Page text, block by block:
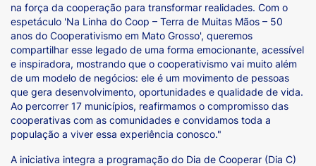
na força da cooperação para transformar realidades. Com o
espetáculo 'Na Linha do Coop – Terra de Muitas Mãos – 50
anos do Cooperativismo em Mato Grosso', queremos
compartilhar esse legado de uma forma emocionante, acessível
e inspiradora, mostrando que o cooperativismo vai muito além
de um modelo de negócios: ele é um movimento de pessoas
que gera desenvolvimento, oportunidades e qualidade de vida.
Ao percorrer 17 municípios, reafirmamos o compromisso das
cooperativas com as comunidades e convidamos toda a
população a viver essa experiência conosco."
A iniciativa integra a programação do Dia de Cooperar (Dia C)